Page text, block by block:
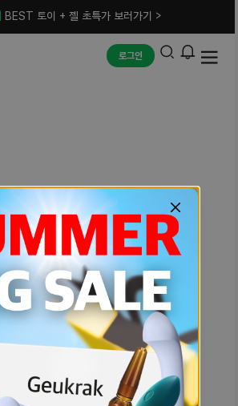
BEST 토이 + 젤 초특가 보러가기 >
로그인
예상치 못한 에러입니다.